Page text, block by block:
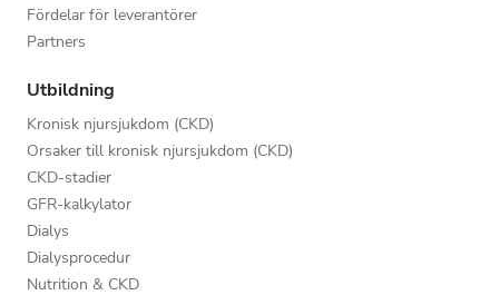
Fördelar för leverantörer
Partners
Utbildning
Kronisk njursjukdom (CKD)
Orsaker till kronisk njursjukdom (CKD)
CKD-stadier
GFR-kalkylator
Dialys
Dialysprocedur
Nutrition & CKD